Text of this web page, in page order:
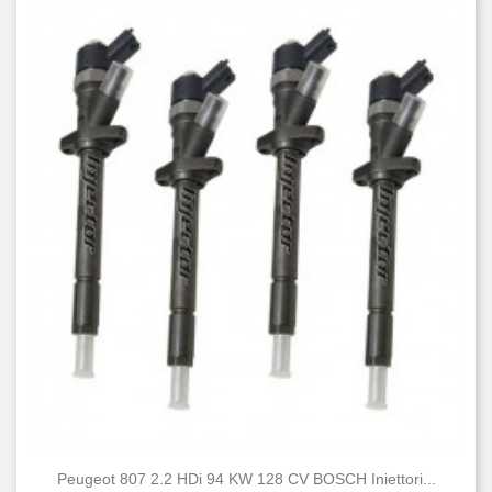
Peugeot 807 2.2 HDi 94 KW 128 CV BOSCH Iniettori...